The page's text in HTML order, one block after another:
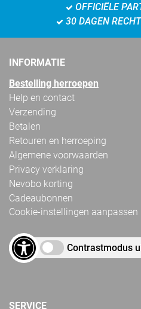
OFFICIËLE
30 DAGEN
INFORMATIE
Bestelling herroepen
Help en contact
Verzending
Betalen
Retouren en herroeping
Algemene voorwaarden
Privacy verklaring
Nevobo korting
Cadeaubonnen
Cookie-instellingen aanpassen
Contrastmodus
SERVICE